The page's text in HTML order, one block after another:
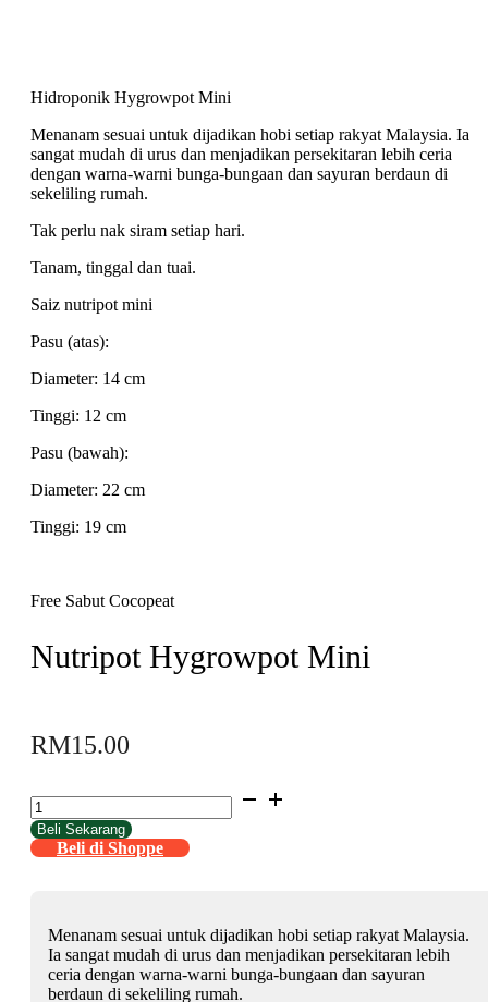
Hidroponik Hygrowpot Mini
Menanam sesuai untuk dijadikan hobi setiap rakyat Malaysia. Ia
sangat mudah di urus dan menjadikan persekitaran lebih ceria
dengan warna-warni bunga-bungaan dan sayuran berdaun di
sekeliling rumah.
Tak perlu nak siram setiap hari.
Tanam, tinggal dan tuai.
Saiz nutripot mini
Pasu (atas):
Diameter: 14 cm
Tinggi: 12 cm
Pasu (bawah):
Diameter: 22 cm
Tinggi: 19 cm
Free Sabut Cocopeat
Nutripot Hygrowpot Mini
RM15.00
Nutripot
Hygrowpot
Mini
quantity
Beli Sekarang
Beli di Shoppe
Menanam sesuai untuk dijadikan hobi setiap rakyat Malaysia.
Ia sangat mudah di urus dan menjadikan persekitaran lebih
ceria dengan warna-warni bunga-bungaan dan sayuran
berdaun di sekeliling rumah.